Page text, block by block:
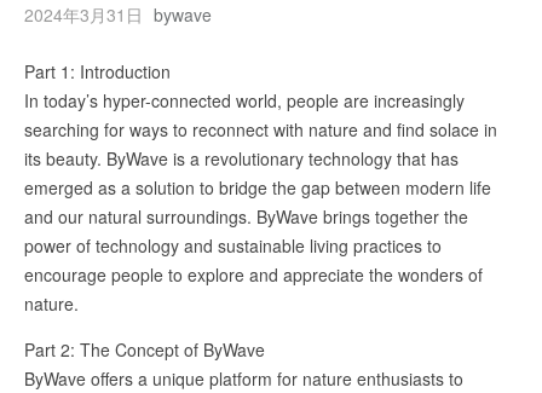
2024年3月31日 bywave
Part 1: Introduction
In today’s hyper-connected world, people are increasingly
searching for ways to reconnect with nature and find solace in
its beauty. ByWave is a revolutionary technology that has
emerged as a solution to bridge the gap between modern life
and our natural surroundings. ByWave brings together the
power of technology and sustainable living practices to
encourage people to explore and appreciate the wonders of
nature.
Part 2: The Concept of ByWave
ByWave offers a unique platform for nature enthusiasts to